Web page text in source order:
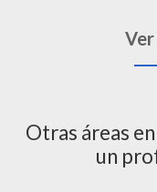
Otras áreas
un